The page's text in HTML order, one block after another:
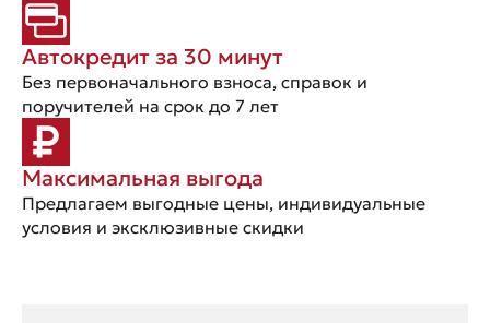
Автокредит за 30 минут
Без первоначального взноса, справок и
поручителей на срок до 7 лет
Максимальная выгода
Предлагаем выгодные цены, индивидуальные
условия и эксклюзивные скидки